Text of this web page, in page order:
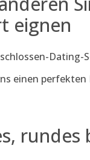
eignen
Dating-
einen
rundes